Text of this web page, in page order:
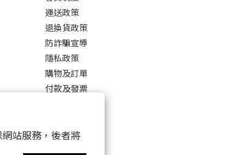
站服務，後者將
運送政策
退換貨政策
防詐騙宣導
隱私政策
購物及訂單
付款及發票